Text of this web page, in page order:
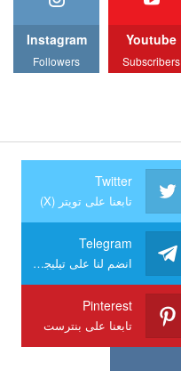
Youtube
Subscribers
Instagram
Followers
Twitter
تابعنا على تويتر (X)
Telegram
انضم لنا على تيليجرام
Pinterest
تابعنا على بنترست